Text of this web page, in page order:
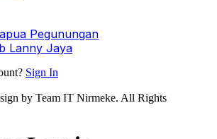
Pegunungan
Lanny Jaya
Sign In
by Team IT Nirmeke. All Rights